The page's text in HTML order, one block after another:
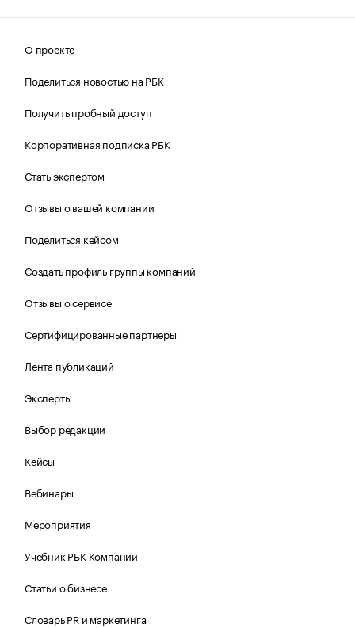
О проекте
Поделиться новостью на РБК
Получить пробный доступ
Корпоративная подписка РБК
Стать экспертом
Отзывы о вашей компании
Поделиться кейсом
Создать профиль группы компаний
Отзывы о сервисе
Сертифицированные партнеры
Лента публикаций
Эксперты
Выбор редакции
Кейсы
Вебинары
Мероприятия
Учебник РБК Компании
Статьи о бизнесе
Словарь PR и маркетинга